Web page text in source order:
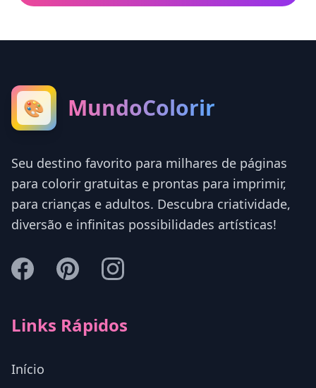
🎨 MundoColorir
Seu destino favorito para milhares de páginas
para colorir gratuitas e prontas para imprimir,
para crianças e adultos. Descubra criatividade,
diversão e infinitas possibilidades artísticas!
Links Rápidos
Início